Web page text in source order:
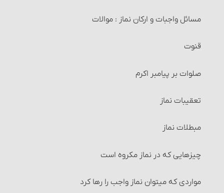
وضوی ارتماسی
شرایط وضو
۱و۲- آب وضو باید پاک و مطلق باشد
۳- آب وضو و فضایی که در آن وضو می‏گیرد باید مباح باشد
۴و۵- ظرفی که آب وضو در آنست باید مباح بوده و از طلا و
باشد.
مسائل واجبات و ارکان نماز : موالات
قنوت
صلوات بر پیامبر اکرم‏
تعقیبات نماز
مبطلات نماز
چیزهایی که در نماز مکروه است
مواردی که می‏توان نماز واجب را رها کرد